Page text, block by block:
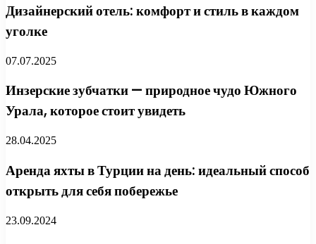
Дизайнерский отель: комфорт и стиль в каждом
уголке
07.07.2025
Инзерские зубчатки — природное чудо Южного
Урала, которое стоит увидеть
28.04.2025
Аренда яхты в Турции на день: идеальный способ
открыть для себя побережье
23.09.2024